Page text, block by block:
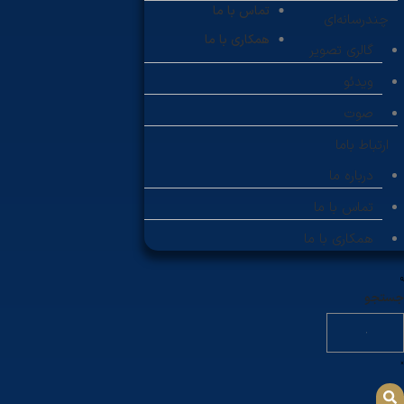
تماس با ما
همکاری با ما
چندرسانه‌ای
گالری تصویر
ویدئو
صوت
ارتباط باما
درباره ما
تماس با ما
همکاری با ما
جستجو